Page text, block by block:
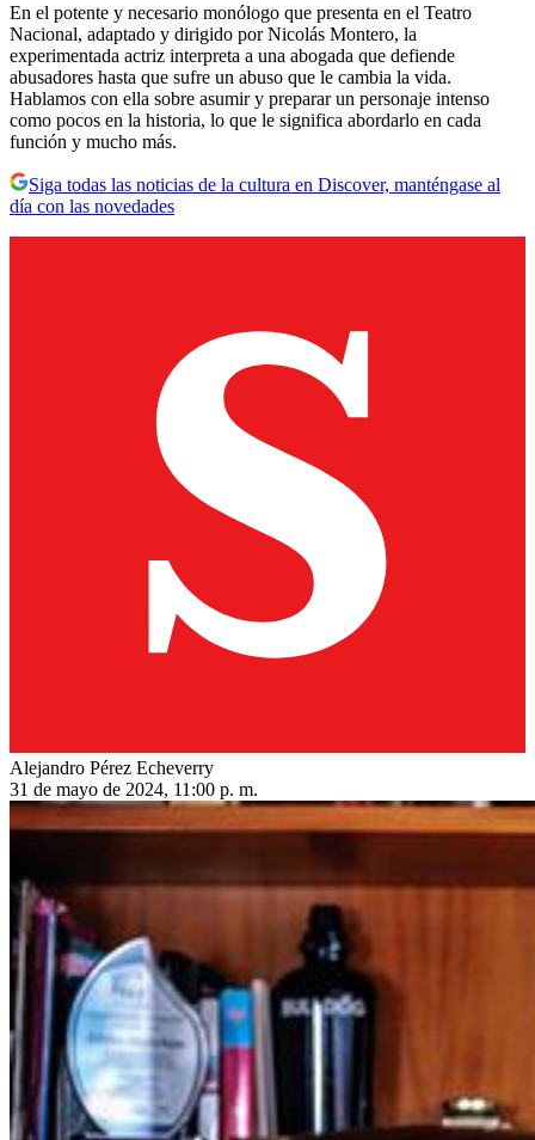
En el potente y necesario monólogo que presenta en el Teatro
Nacional, adaptado y dirigido por Nicolás Montero, la
experimentada actriz interpreta a una abogada que defiende
abusadores hasta que sufre un abuso que le cambia la vida.
Hablamos con ella sobre asumir y preparar un personaje intenso
como pocos en la historia, lo que le significa abordarlo en cada
función y mucho más.
Siga todas las noticias de la cultura en Discover, manténgase al
día con las novedades
Alejandro Pérez Echeverry
31 de mayo de 2024, 11:00 p. m.